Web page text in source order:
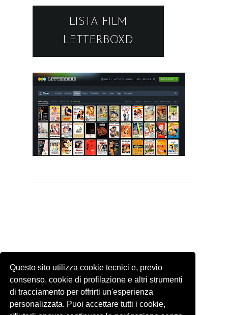
Questo sito utilizza cookie tecnici e, previo
consenso, cookie di profilazione e altri strumenti
di tracciamento per offrirti un'esperienza
personalizzata. Puoi accettare tutti i cookie,
LISTA FILM
LETTERBOXD